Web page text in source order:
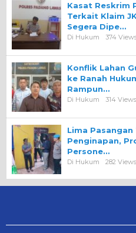
Kasat Reskrim
Terkait Klaim
Segera Dipe…
Di Hukum 374
Konflik Lahan
ke Ranah
Rampun…
Di Hukum 314 Views
Lima
Penginapan,
Persone…
Di Hukum 282 Views